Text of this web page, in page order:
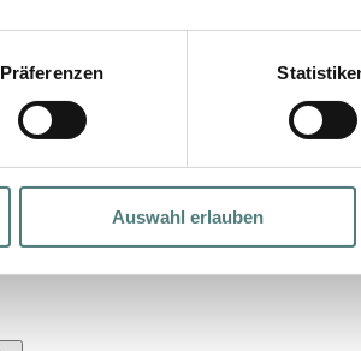
Präferenzen
Auswahl erlauben